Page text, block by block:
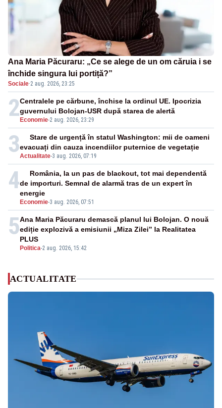
Ana Maria Păcuraru: „Ce se alege de un om căruia i se
închide singura lui portiță?”
Sociale·2 aug. 2026, 23:25
2 Economie-2 aug. 2026, 23:29
Centralele pe cărbune, închise la ordinul UE. Ipocrizia
guvernului Bolojan-USR după starea de alertă
3Actualitate-3 aug. 2026, 07:19
Stare de urgență în statul Washington: mii de oameni
evacuați din cauza incendiilor puternice de vegetație
4
Economie-3 aug. 2026, 07:51
România, la un pas de blackout, tot mai dependentă
de importuri. Semnal de alarmă tras de un expert în
energie
5
Politica-2 aug. 2026, 15:42
Ana Maria Păcuraru demască planul lui Bolojan. O nouă
ediție explozivă a emisiunii „Miza Zilei” la Realitatea
PLUS
ACTUALITATE